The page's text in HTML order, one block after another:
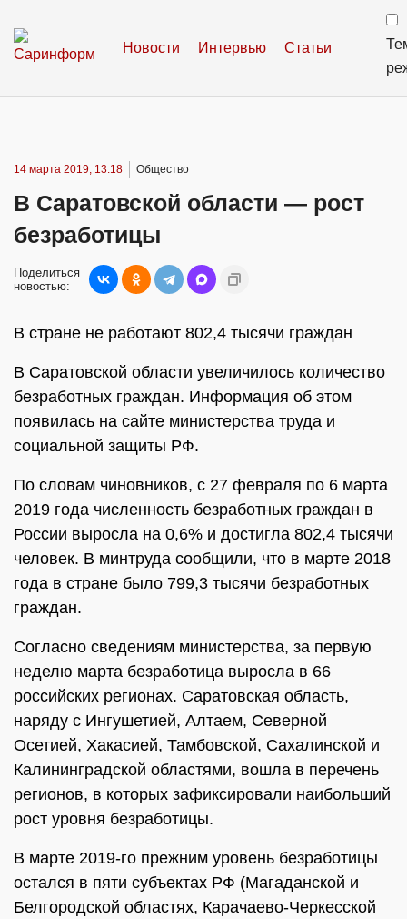
Новости Интервью Статьи
14 марта 2019, 13:18 Общество
В Саратовской области — рост
безработицы
Поделиться
новостью:
В стране не работают 802,4 тысячи граждан
В Саратовской области увеличилось количество
безработных граждан. Информация об этом
появилась на сайте министерства труда и
социальной защиты РФ.
По словам чиновников, с 27 февраля по 6 марта
2019 года численность безработных граждан в
России выросла на 0,6% и достигла 802,4 тысячи
человек. В минтруда сообщили, что в марте 2018
года в стране было 799,3 тысячи безработных
граждан.
Согласно сведениям министерства, за первую
неделю марта безработица выросла в 66
российских регионах. Саратовская область,
наряду с Ингушетией, Алтаем, Северной
Осетией, Хакасией, Тамбовской, Сахалинской и
Калининградской областями, вошла в перечень
регионов, в которых зафиксировали наибольший
рост уровня безработицы.
В марте 2019-го прежним уровень безработицы
остался в пяти субъектах РФ (Магаданской и
Белгородской областях, Карачаево-Черкесской